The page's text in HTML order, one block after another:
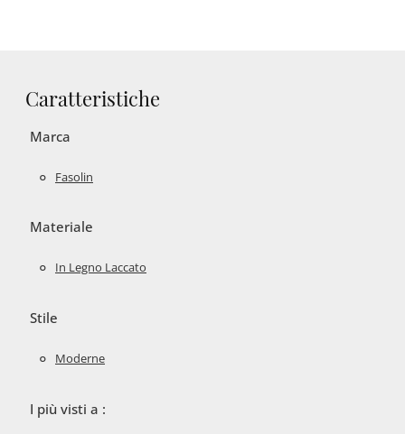
Caratteristiche
Marca
Fasolin
Materiale
In Legno Laccato
Stile
Moderne
I più visti a :